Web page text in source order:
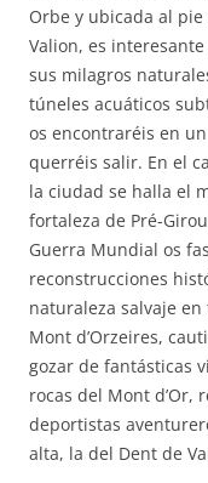
Orbe y ubicada al pie
Valion, es
sus milagros
túneles acuáticos
os encontraréis en
querréis salir. En el
la ciudad se halla el
fortaleza de Pré-
Guerra Mundial os
reconstrucciones
naturaleza salvaje
Mont d’Orzeires,
gozar de fantásticas
rocas del Mont d’Or,
deportistas
alta, la del Dent de